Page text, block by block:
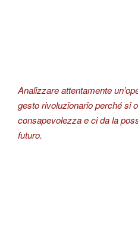
Analizzare attentamente
gesto rivoluzionario perché si
consapevolezza e ci da la
futuro.